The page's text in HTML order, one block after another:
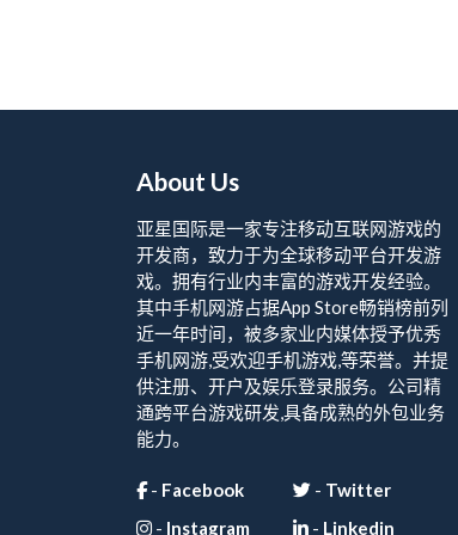
About Us
亚星国际是一家专注移动互联网游戏的
开发商，致力于为全球移动平台开发游
戏。拥有行业内丰富的游戏开发经验。
其中手机网游占据App Store畅销榜前列
近一年时间，被多家业内媒体授予优秀
手机网游,受欢迎手机游戏,等荣誉。并提
供注册、开户及娱乐登录服务。公司精
通跨平台游戏研发,具备成熟的外包业务
能力。
- Facebook - Twitter
- Instagram - Linkedin